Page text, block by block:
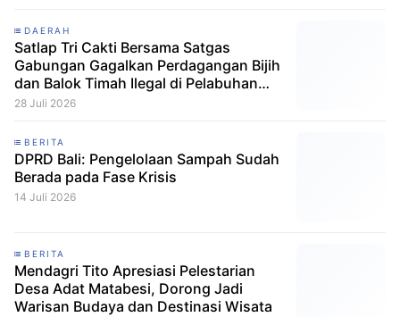
DAERAH
Satlap Tri Cakti Bersama Satgas
Gabungan Gagalkan Perdagangan Bijih
dan Balok Timah Ilegal di Pelabuhan
Pelindo Belitung
28 Juli 2026
BERITA
DPRD Bali: Pengelolaan Sampah Sudah
Berada pada Fase Krisis
14 Juli 2026
BERITA
Mendagri Tito Apresiasi Pelestarian
Desa Adat Matabesi, Dorong Jadi
Warisan Budaya dan Destinasi Wisata